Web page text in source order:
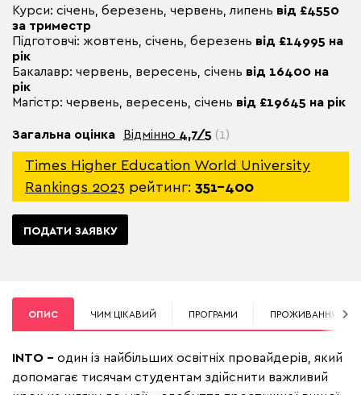
Курси: січень, березень, червень, липень від £4550
за триместр
Підготовчі: жовтень, січень, березень від £14995 на
рік
Бакалавр: червень, вересень, січень від 16400 на
рік
Магістр: червень, вересень, січень від £19645 на рік
Загальна оцінка Відмінно 4,7/5 (1)
Times Higher Education World University
Rankings 2023 рейтинг: 351–400
ПОДАТИ ЗАЯВКУ
ОПИС ЧИМ ЦІКАВИЙ ПРОГРАМИ ПРОЖИВАННЯ
INTO – один із найбільших освітніх провайдерів, який
допомагає тисячам студентам здійснити важливий